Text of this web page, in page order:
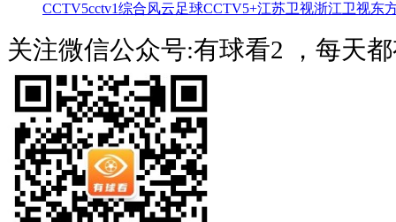
CCTV5cctv1综合风云足球CCTV5+江苏卫视浙江卫视东
关注微信公众号:有球看2 ，每天